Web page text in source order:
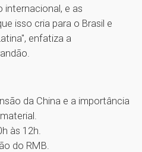
internacional, e as
isso cria para o Brasil e
enfatiza a
da China e a importância
às 12h.
do RMB.